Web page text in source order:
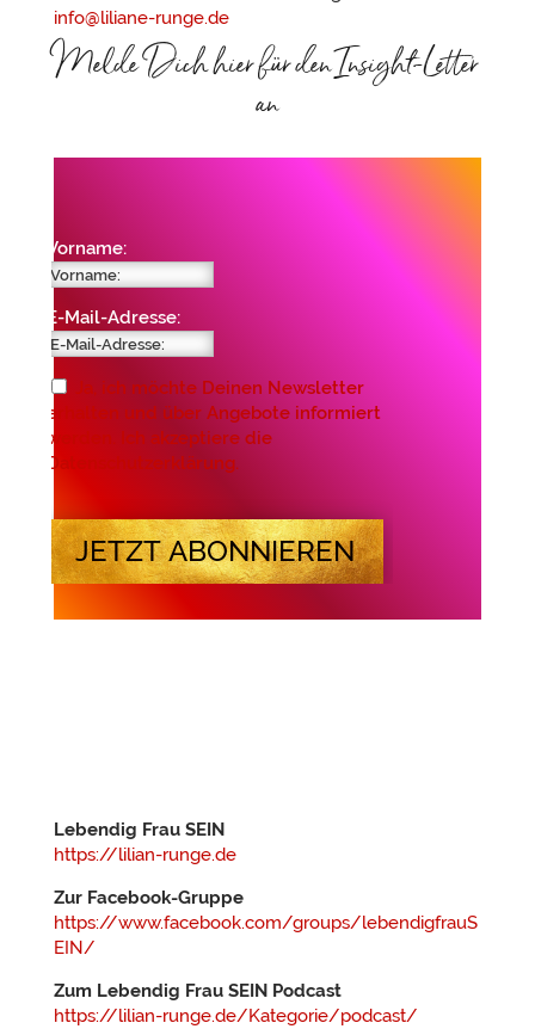
info@liliane-runge.de
Melde Dich hier für den Insight-Letter
an
Vorname:
E-Mail-Adresse:
Ja, ich möchte Deinen Newsletter
erhalten und über Angebote informiert
werden. Ich akzeptiere die
Datenschutzerklärung.
JETZT ABONNIEREN
Lebendig Frau SEIN
https://lilian-runge.de
Zur Facebook-Gruppe
https://www.facebook.com/groups/lebendigfrauS
EIN/
Zum Lebendig Frau SEIN Podcast
https://lilian-runge.de/Kategorie/podcast/